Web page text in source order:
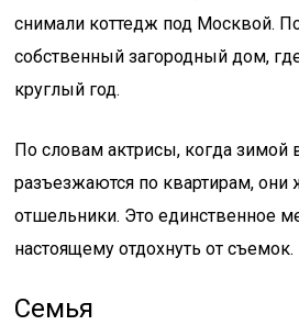
снимали коттедж под Москвой.
собственный загородный дом,
круглый год.
По словам актрисы, когда зимой
разъезжаются по квартирам, они
отшельники. Это единственное
настоящему отдохнуть от съемок.
Семья